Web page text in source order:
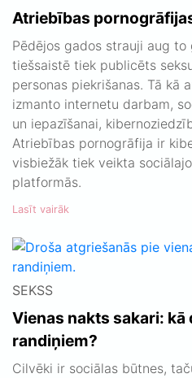
Atriebības
Pēdējos gados strauji aug
tiešsaistē tiek publicēts
personas piekrišanas. Tā kā
izmanto internetu darbam,
un iepazīšanai,
Atriebības pornogrāfija ir
visbiežāk tiek veikta
platformās.
Lasīt vairāk
SEKSS
Vienas nakts sakari:
randiņiem?
Cilvēki ir sociālas būtnes,